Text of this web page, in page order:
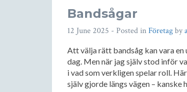
Bandsågar
12 June 2025 - Posted inFöretagby
Att välja rätt bandsåg kan vara
dag. Men när jag själv stod inför
i vad som verkligen spelar roll.
själv gjorde längs vägen –